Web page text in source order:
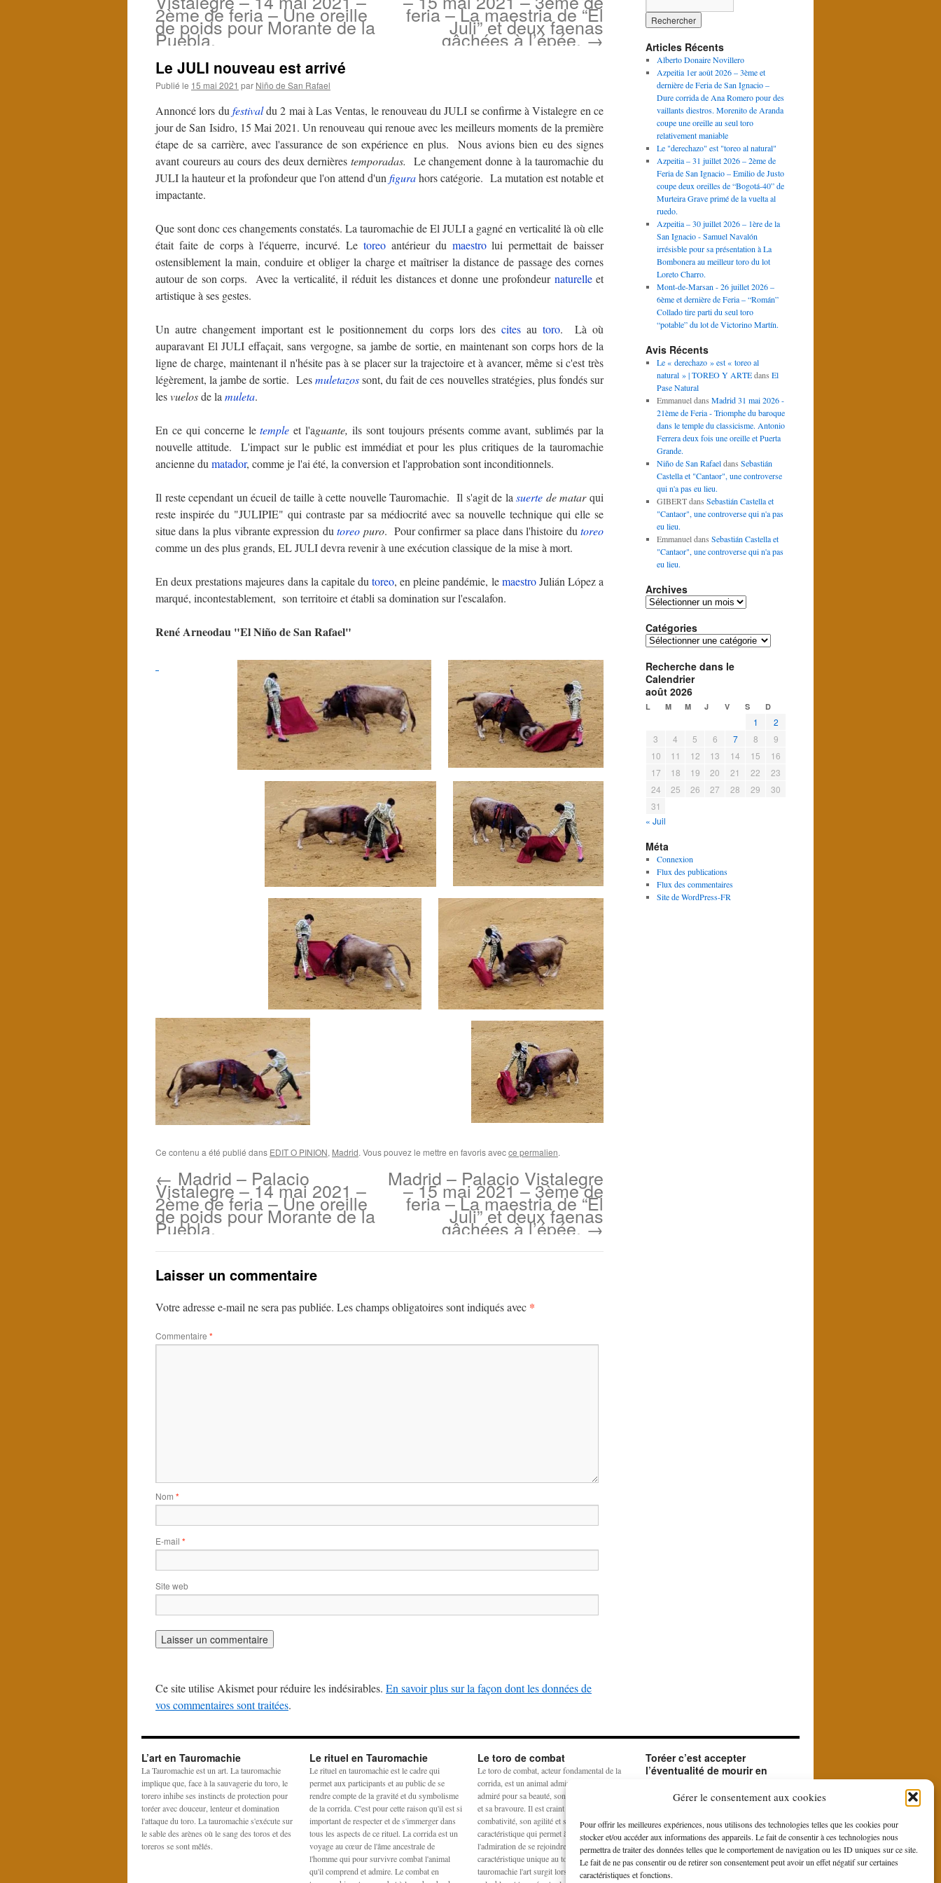
Gérer le consentement aux cookies
Pour offrir les meilleures expériences, nous utilisons des technologies telles que les cookies pour
stocker et/ou accéder aux informations des appareils. Le fait de consentir à ces technologies nous
permettra de traiter des données telles que le comportement de navigation ou les ID uniques sur ce site.
Le fait de ne pas consentir ou de retirer son consentement peut avoir un effet négatif sur certaines
caractéristiques et fonctions.
2ème de feria – Une oreille
de poids pour Morante de la
Puebla.
feria – La maestria de “El
Juli” et deux faenas
gâchées à l’épée.→
Le JULI nouveau est arrivé
Publié le 15 mai 2021 par Niño de San Rafael
Annoncé lors du festivaldu 2 mai à Las Ventas, le renouveau du JULI se confirme à Vistalegre en ce
jour de San Isidro, 15 Mai 2021. Un renouveau qui renoue avec les meilleurs moments de la première
étape de sa carrière, avec l'assurance de son expérience en plus. Nous avions bien eu des signes
avant coureurs au cours des deux dernièrestemporadas.
Le changement donne à la tauromachie du
JULI la hauteur et la profondeur que l'on attend d'unfigurahors catégorie. La mutation est notable et
impactante.
Que sont donc ces changements constatés. La tauromachie de El JULI a gagné en verticalité là où elle
était faite de corps à l'équerre, incurvé. Le toreoantérieur du maestrolui permettait de baisser
ostensiblement la main, conduire et obliger la charge et maîtriser la distance de passage des cornes
autour de son corps. Avec la verticalité, il réduit les distances et donne une profondeur naturelleet
artistique à ses gestes.
Un autre changement important est le positionnement du corps lors des citesau toro. Là où
auparavant El JULI effaçait, sans vergogne, sa jambe de sortie, en maintenant son corps hors de la
ligne de charge, maintenant il n'hésite pas à se placer sur la trajectoire et à avancer, même si c'est très
légèrement, la jambe de sortie. Lesmuletazossont, du fait de ces nouvelles stratégies, plus fondés sur
lesvuelosde la muleta.
En ce qui concerne letemple et l'aguante, ils sont toujours présents comme avant, sublimés par la
nouvelle attitude. L'impact sur le public est immédiat et pour les plus critiques de la tauromachie
ancienne du matador, comme je l'ai été, la conversion et l'approbation sont inconditionnels.
Il reste cependant un écueil de taille à cette nouvelle Tauromachie. Il s'agit de lasuerte de matarqui
reste inspirée du "JULIPIE" qui contraste par sa médiocrité avec sa nouvelle technique qui elle se
situe dans la plus vibrante expression dutoreo puro. Pour confirmer sa place dans l'histoire dutoreo
comme un des plus grands, EL JULI devra revenir à une exécution classique de la mise à mort.
En deux prestations majeures dans la capitale du toreo, en pleine pandémie, lemaestroJulián López a
marqué, incontestablement, son territoire et établi sa domination sur l'escalafon.
René Arneodau "El Niño de San Rafael"
Ce contenu a été publié dans EDIT O PINION, Madrid. Vous pouvez le mettre en favoris avecce permalien.
← Madrid – Palacio
Vistalegre – 14 mai 2021 –
2ème de feria – Une oreille
de poids pour Morante de la
Puebla.
Madrid – Palacio Vistalegre
– 15 mai 2021 – 3ème de
feria – La maestria de “El
Juli” et deux faenas
gâchées à l’épée.→
Laisser un commentaire
Votre adresse e-mail ne sera pas publiée. Les champs obligatoires sont indiqués avec *
Commentaire *
Nom *
E-mail *
Site web
Ce site utilise Akismet pour réduire les indésirables. En savoir plus sur la façon dont les données de
vos commentaires sont traitées.
Articles Récents
Alberto Donaire Novillero
Azpeitia 1er août 2026 – 3ème et
dernière de Feria de San Ignacio –
Dure corrida de Ana Romero pour des
vaillants diestros. Morenito de Aranda
coupe une oreille au seul toro
relativement maniable
Le "derechazo" est "toreo al natural"
Azpeitia – 31 juillet 2026 – 2ème de
Feria de San Ignacio – Emilio de Justo
coupe deux oreilles de “Bogotá-40” de
Murteira Grave primé de la vuelta al
ruedo.
Azpeitia – 30 juillet 2026 – 1ère de la
San Ignacio - Samuel Navalón
irrésisble pour sa présentation à La
Bombonera au meilleur toro du lot
Loreto Charro.
Mont-de-Marsan - 26 juillet 2026 –
6ème et dernière de Feria – “Román”
Collado tire parti du seul toro
“potable” du lot de Victorino Martín.
Avis Récents
Le « derechazo » est « toreo al
natural » | TOREO Y ARTEdans El
Pase Natural
Emmanueldans Madrid 31 mai 2026 -
21ème de Feria - Triomphe du baroque
dans le temple du classicisme. Antonio
Ferrera deux fois une oreille et Puerta
Grande.
Niño de San Rafaeldans Sebastián
Castella et "Cantaor", une controverse
qui n'a pas eu lieu.
GIBERTdans Sebastián Castella et
"Cantaor", une controverse qui n'a pas
eu lieu.
Emmanueldans Sebastián Castella et
"Cantaor", une controverse qui n'a pas
eu lieu.
Archives
Archives
Catégories
Catégories
Recherche dans le
Calendrier
août 2026
L M M J V S D
1
2
3
4 5 6 7 8
9
10
11 12 13 14 15
16
17
18 19 20 21 22
23
24
25 26 27 28 29
30
31
« Juil
Méta
Connexion
Flux des publications
Flux des commentaires
Site de WordPress-FR
L’art en Tauromachie
La Tauromachie est un art. La tauromachie
implique que, face à la sauvagerie du toro, le
torero inhibe ses instincts de protection pour
toréer avec douceur, lenteur et domination
l'attaque du toro. La tauromachie s'exécute sur
le sable des arènes où le sang des toros et des
toreros se sont mêlés.
Le rituel en Tauromachie
Le rituel en tauromachie est le cadre qui
permet aux participants et au public de se
rendre compte de la gravité et du symbolisme
de la corrida. C'est pour cette raison qu'il est si
important de respecter et de s'immerger dans
tous les aspects de ce rituel. La corrida est un
voyage au cœur de l'âme ancestrale de
l'homme qui pour survivre combat l'animal
qu'il comprend et admire. Le combat en
Le toro de combat
Le toro de combat, acteur fondamental de la
corrida, est un animal admiré et craint. Il est
admiré pour sa beauté, son harmonie physique
et sa bravoure. Il est craint pour sa
combativité, son agilité et sa force. La
caractéristique qui permet à la crainte et à
l'admiration de se rejoindre est la noblesse,
caractéristique unique au toro de combat. En
tauromachie l'art surgit lorsqu'un équilibre
Toréer c’est accepter
l’éventualité de mourir en
Le matador accepte en toréant l'éventualité de
beau et du sublime que le contraste entre la
force et la bravoure du toro et la douce
gestuelle du toreo, fait naître du rituel de la
corrida.